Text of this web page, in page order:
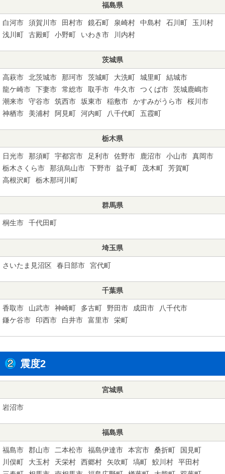
福島県
白河市 須賀川市 田村市 鏡石町 泉崎村 中島村 石川町
玉川村
浅川町
古殿町 小野町 いわき市 川内村
茨城県
高萩市 北茨城市 那珂市 茨城町 大洗町 城里町
結城市
龍ケ崎市
下妻市 常総市 取手市 牛久市 つくば市
茨城鹿嶋市
潮来市
守谷市 筑西市 坂東市 稲敷市 かすみがうら市
桜川市
神栖市
美浦村 阿見町 河内町 八千代町 五霞町
栃木県
日光市 那須町 宇都宮市 足利市 佐野市 鹿沼市 小山市
真岡市
栃木さくら市
那須烏山市 下野市 益子町 茂木町
芳賀町
高根沢町
栃木那珂川町
群馬県
桐生市 千代田町
埼玉県
さいたま見沼区 春日部市 宮代町
千葉県
香取市 山武市 神崎町 多古町 野田市 成田市
八千代市
鎌ケ谷市
印西市 白井市 富里市 栄町
震度2
宮城県
岩沼市
福島県
福島市 郡山市 二本松市 福島伊達市 本宮市 桑折町
国見町
川俣町
大玉村 天栄村 西郷村 矢吹町 塙町 鮫川村
平田村